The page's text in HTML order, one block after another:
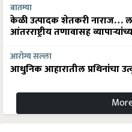
बातम्या
केळी उत्पादक शेतकरी नाराज…
आंतरराष्ट्रीय तणावासह
आरोग्य सल्ला
आधुनिक आहारातील प्रथिनांचा